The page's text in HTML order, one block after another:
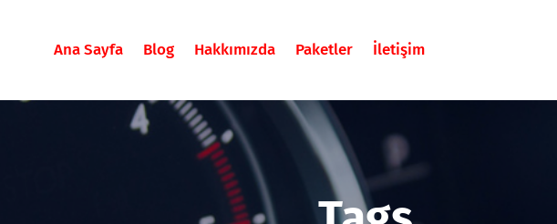
Ana Sayfa Blog Hakkımızda Paketler İletişim